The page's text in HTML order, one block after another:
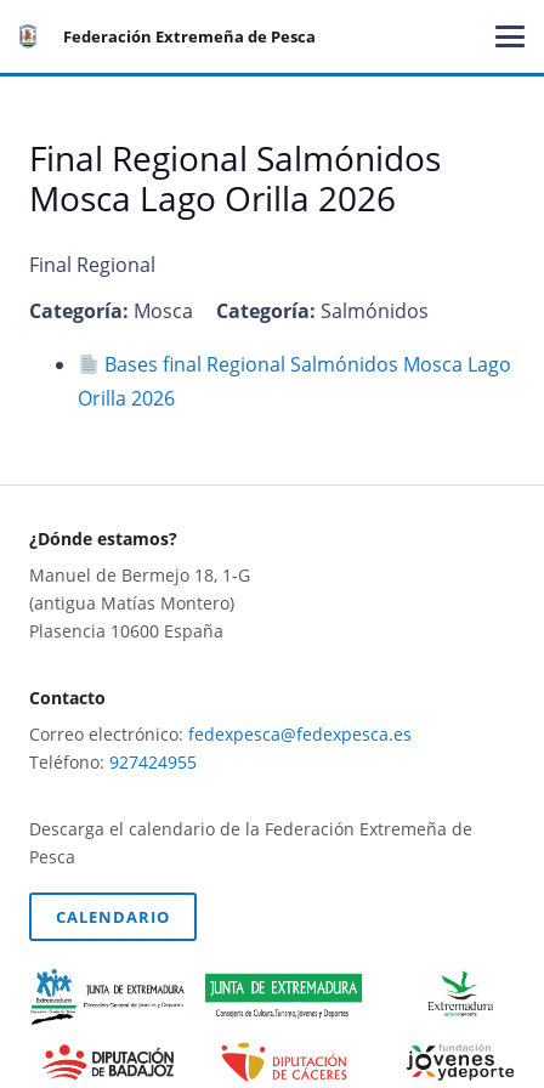
Federación Extremeña de Pesca
Final Regional Salmónidos
Mosca Lago Orilla 2026
Final Regional
Categoría: Mosca Categoría:Salmónidos
Bases final Regional Salmónidos Mosca Lago
Orilla 2026
¿Dónde estamos?
Manuel de Bermejo 18, 1-G
(antigua Matías Montero)
Plasencia 10600 España
Contacto
Correo electrónico: fedexpesca@fedexpesca.es
Teléfono: 927424955
Descarga el calendario de la Federación Extremeña de
Pesca
CALENDARIO